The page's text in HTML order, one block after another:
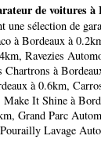
de voitures à
une sélection de
à Bordeaux à
Ravezies
Chartrons à
à 0.6km,
Make It Shine à
Grand Parc
Lavage Auto